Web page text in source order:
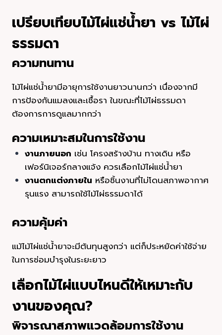
เปรียบเทียบไม้ไผ่แช่น้ำยา vs ไม้ไผ่
ธรรมดา
ความทนทาน
ไม้ไผ่แช่น้ำยามีอายุการใช้งานยาวนานกว่า เนื่องจากมี
การป้องกันแมลงและเชื้อรา ในขณะที่ไม้ไผ่ธรรมดา
ต้องการการดูแลมากกว่า
ความเหมาะสมในการใช้งาน
งานภายนอก เช่น โครงสร้างบ้าน ทางเดิน หรือ
เฟอร์นิเจอร์กลางแจ้ง ควรเลือกไม้ไผ่แช่น้ำยา
งานตกแต่งภายใน หรือชิ้นงานที่ไม่โดนสภาพอากาศ
รุนแรง สามารถใช้ไม้ไผ่ธรรมดาได้
ความคุ้มค่า
แม้ไม้ไผ่แช่น้ำยาจะมีต้นทุนสูงกว่า แต่ก็ประหยัดค่าใช้จ่าย
ในการซ่อมบำรุงในระยะยาว
เลือกไม้ไผ่แบบไหนดีให้เหมาะกับ
งานของคุณ?
พิจารณาสภาพแวดล้อมการใช้งาน